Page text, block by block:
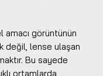
görüntünün
değil, lense ulaşan
Bu sayede
ortamlarda